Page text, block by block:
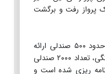
پرواز رفت و برگشت
در هر پرواز رفت و برگشت این مسیر حدود ۵۰۰ صندلی ارائه
می‌شود و در مجموع با هشت پرواز هفتگی، تعداد ۲۰۰۰ صندلی
ریزی شده است و